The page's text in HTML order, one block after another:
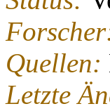
Quellen:
Letzte